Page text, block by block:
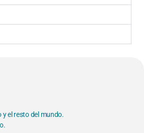
y el resto del mundo.